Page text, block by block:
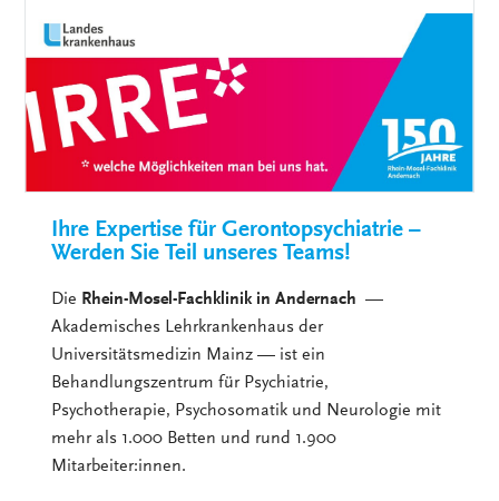
Ihre Expertise für Gerontopsychiatrie –
Werden Sie Teil unseres Teams!
Die Rhein-Mosel-Fachklinik in Andernach —
Akademisches Lehrkrankenhaus der
Universitätsmedizin Mainz — ist ein
Behandlungszentrum für Psychiatrie,
Psychotherapie, Psychosomatik und Neurologie mit
mehr als 1.000 Betten und rund 1.900
Mitarbeiter:innen.